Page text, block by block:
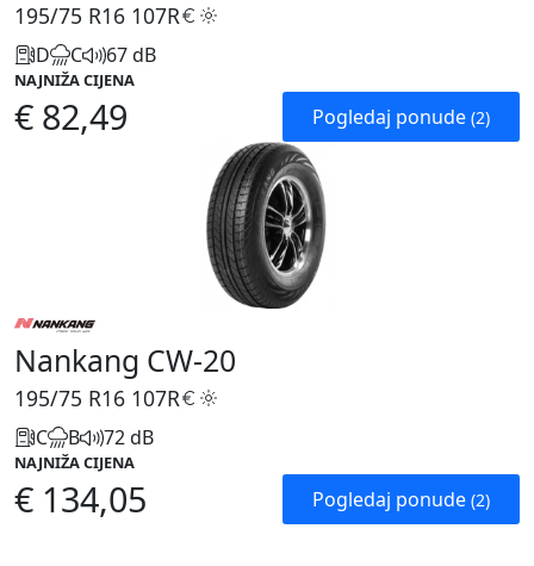
195/75 R16 107R
D C 67 dB
NAJNIŽA CIJENA
€ 82,49 Pogledaj ponude (2)
Nankang CW-20
195/75 R16 107R
C B 72 dB
NAJNIŽA CIJENA
€ 134,05 Pogledaj ponude (2)